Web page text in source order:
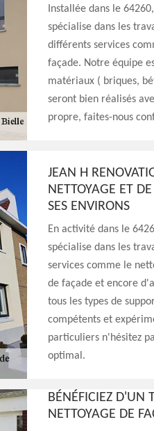
Installée dans le
spécialise dans les
différents services
façade. Notre équipe
matériaux ( briques,
seront bien réalisés
propre, faites-nous
JEAN H
NETTOYAGE ET
SES ENVIRONS
En activité dans le
spécialise dans les
services comme le
de façade et encore
tous les types de
compétents et
particuliers n'hésitez
optimal.
BÉNÉFICIEZ D'UN
NETTOYAGE DE